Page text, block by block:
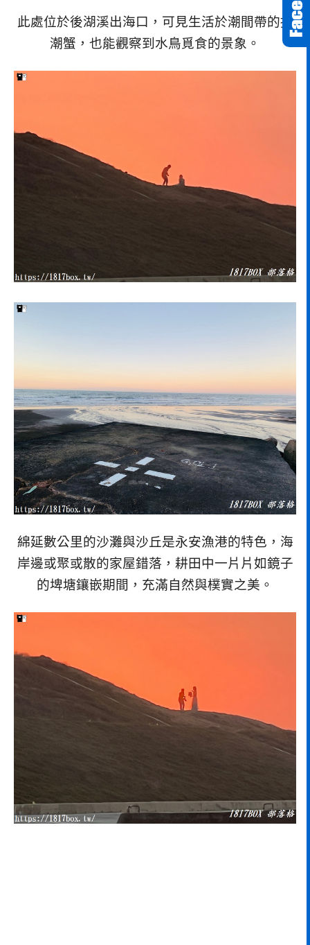
此處位於後湖溪出海口，可見生活於潮間帶的招
潮蟹，也能觀察到水鳥覓食的景象。
綿延數公里的沙灘與沙丘是永安漁港的特色，海
岸邊或聚或散的家屋錯落，耕田中一片片如鏡子
的埤塘鑲嵌期間，充滿自然與樸實之美。